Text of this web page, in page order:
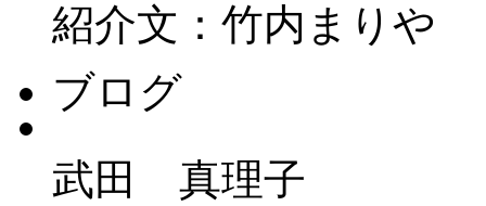
紹介文：竹内まりや
ブログ
武田 真理子